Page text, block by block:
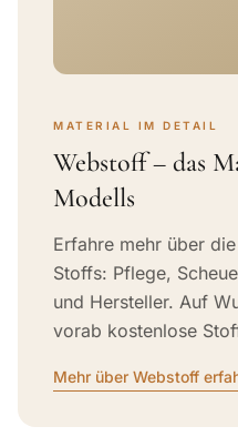
MATERIAL IM DETAIL
Webstoff – das
Modells
Erfahre mehr über
Stoffs: Pflege,
und Hersteller. Auf
vorab kostenlose
Mehr über Webstoff